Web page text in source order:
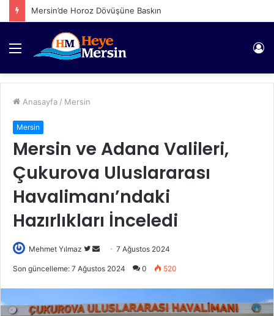
Mersin’de Horoz Dövüşüne Baskın
Menü
Anasayfa / Mersin
Mersin
Mersin ve Adana Valileri,
Çukurova Uluslararası
Havalimanı’ndaki
Hazırlıkları İnceledi
Mehmet Yılmaz
Twitter'da
Bir
7 Ağustos 2024
Son güncelleme: 7 Ağustos 2024 0 520